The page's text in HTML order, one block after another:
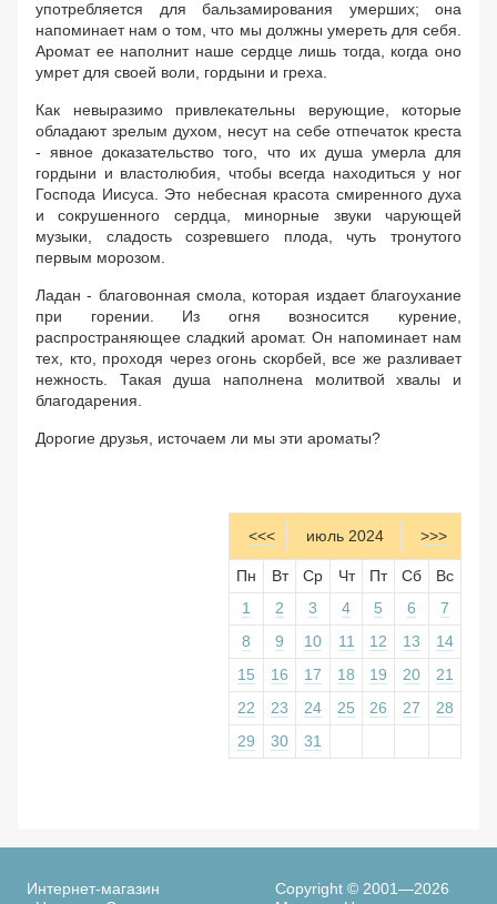
употребляется для бальзамирования умерших; она
напоминает нам о том, что мы должны умереть для себя.
Аромат ее наполнит наше сердце лишь тогда, когда оно
умрет для своей воли, гордыни и греха.
Как невыразимо привлекательны верующие, которые
обладают зрелым духом, несут на себе отпечаток креста
- явное доказательство того, что их душа умерла для
гордыни и властолюбия, чтобы всегда находиться у ног
Господа Иисуса. Это небесная красота смиренного духа
и сокрушенного сердца, минорные звуки чарующей
музыки, сладость созревшего плода, чуть тронутого
первым морозом.
Ладан - благовонная смола, которая издает благоухание
при горении. Из огня возносится курение,
распространяющее сладкий аромат. Он напоминает нам
тех, кто, проходя через огонь скорбей, все же разливает
нежность. Такая душа наполнена молитвой хвалы и
благодарения.
Дорогие друзья, источаем ли мы эти ароматы?
<<< июль 2024 >>>
Пн Вт Ср Чт Пт Сб
Вс
1
2 3 4 5 6
7
8
9 10 11 12 13
14
15
16 17 18 19 20
21
22
23 24 25 26 27
28
29
30 31
Интернет-магазин
Copyright © 2001—2026